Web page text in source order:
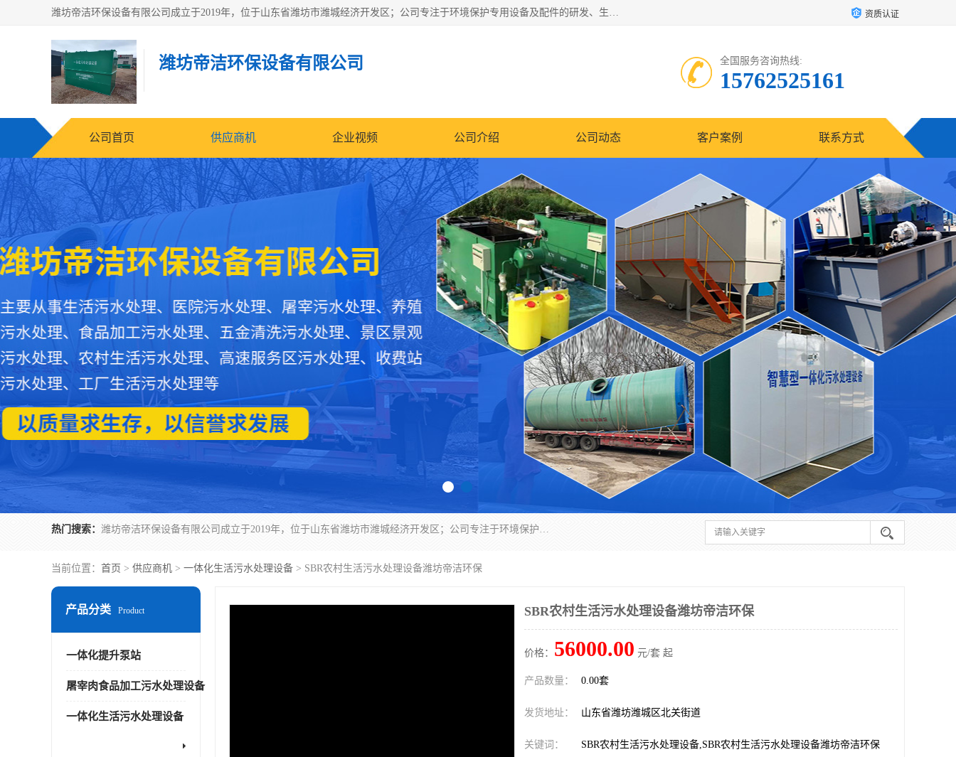
潍坊帝洁环保设备有限公司成立于2019年，位于山东省潍坊市潍城经济开发区；公司专注于环境保护专用设备及配件的研发、生产、安装与销售，同时涉及医用消毒设备、机电设备和仪器仪表的销售。此外，公司提供环保工程施工、环保技术研发与转让、技术服务以及环境工程专项设计服务，致力于为客户提供全面的环保解决方案，助力绿色可持续发展。 资质认证
潍坊帝洁环保设备有限公司 全国服务咨询热线:
15762525161
公司首页 供应商机 企业视频 公司介绍 公司动态 客户案例 联系方式
热门搜索： 潍坊帝洁环保设备有限公司成立于2019年，位于山东省潍坊市潍城经济开发区；公司专注于环境保护专用设备及配件的研发、生产、安装与销售，同时涉及医用消毒设备、机电设备和仪器仪表的销售。此外，公司提供环保工程施工、环保技术研发与转让、技术服务以及环境工程专项设计服务，致力于为客户提供全面的环保解决方案，助力绿色可持续发展。
当前位置： 首页 > 供应商机 > 一体化生活污水处理设备 > SBR农村生活污水处理设备潍坊帝洁环保
产品分类 Product
一体化提升泵站
屠宰肉食品加工污水处理设备
一体化生活污水处理设备
SBR农村生活污水处理设备潍坊帝洁环保
价格： 56000.00 元/套 起
产品数量： 0.00套
发货地址： 山东省潍坊潍城区北关街道
关键词： SBR农村生活污水处理设备,SBR农村生活污水处理设备潍坊帝洁环保